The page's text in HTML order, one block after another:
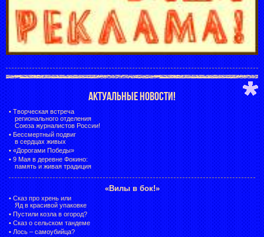
АКТУАЛЬНЫЕ НОВОСТИ!
• Творческая встреча
регионального отделения
Союза журналистов России!
• Бессмертный подвиг
в сердцах живых
• «Дорогами Победы»
• 9 Мая в деревне Фокино:
память и живая традиция
«Вилы в бок!»
• Сказ про хрень или
Яд в красивой упаковке
• Пустили козла в огород?
• Сказ о сельском тандеме
• Лось – самоубийца?